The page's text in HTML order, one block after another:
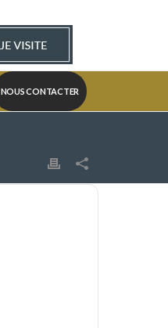
NOUS CONTACTER